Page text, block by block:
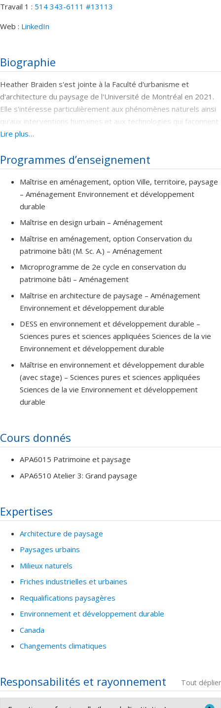
Travail 1 : 514 343-6111 #13113
Web : LinkedIn
Biographie
Heather Braiden s'est jointe à la Faculté d'urbanisme et
d'architecture du paysage de l'Université de Montréal en 2021.
Elle s'intéresse particulièrement aux phénomènes naturels ainsi
qu'aux interventions humaines et aux technologies qui façonnent
puis recréent le paysage. Plus spécifiquement, elle s'intéresse à
Laurent et de la rivière des Outaouais forment les communautés
et l'environnement bâti. La construction et l'évolution de ces
lieux, les activités récréatives et les significations qu'ils
véhiculent, ainsi que les façons dont les gens ont vécu,
interprété et valorisé la glace retienne son attention.
Lire plus…
Programmes d’enseignement
Maîtrise en aménagement, option Ville, territoire, paysage
– Aménagement Environnement et développement
durable
Maîtrise en design urbain – Aménagement
Maîtrise en aménagement, option Conservation du
patrimoine bâti (M. Sc. A.) – Aménagement
Microprogramme de 2e cycle en conservation du
patrimoine bâti – Aménagement
Maîtrise en architecture de paysage – Aménagement
Environnement et développement durable
DESS en environnement et développement durable –
Sciences pures et sciences appliquées Sciences de la vie
Environnement et développement durable
Maîtrise en environnement et développement durable
(avec stage) – Sciences pures et sciences appliquées
Sciences de la vie Environnement et développement
durable
Cours donnés
APA6015 Patrimoine et paysage
APA6510 Atelier 3: Grand paysage
Expertises
Architecture de paysage
Paysages urbains
Milieux naturels
Friches industrielles et urbaines
Requalifications paysagères
Environnement et développement durable
Canada
Changements climatiques
Responsabilités et rayonnement Tout déplier